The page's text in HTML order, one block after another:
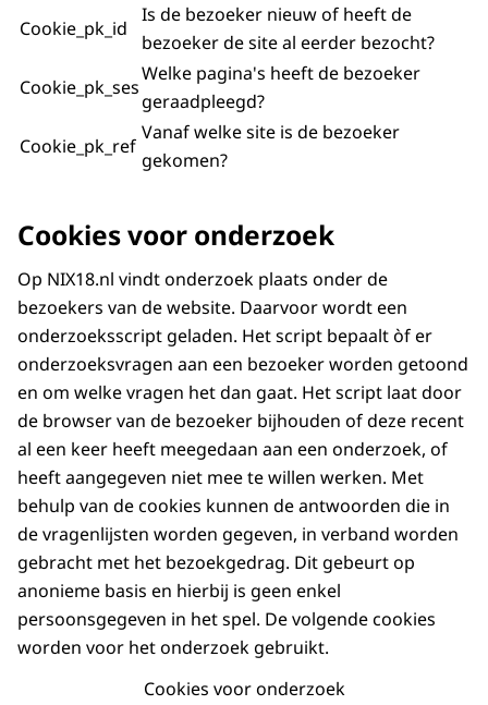
Cookie_pk_id
Is de bezoeker nieuw of heeft de
bezoeker de site al eerder bezocht?
Cookie_pk_ses
Welke pagina's heeft de bezoeker
geraadpleegd?
Cookie_pk_ref
Vanaf welke site is de bezoeker
gekomen?
Cookies voor onderzoek
Op NIX18.nl vindt onderzoek plaats onder de
bezoekers van de website. Daarvoor wordt een
onderzoeksscript geladen. Het script bepaalt òf er
onderzoeksvragen aan een bezoeker worden getoond
en om welke vragen het dan gaat. Het script laat door
de browser van de bezoeker bijhouden of deze recent
al een keer heeft meegedaan aan een onderzoek, of
heeft aangegeven niet mee te willen werken. Met
behulp van de cookies kunnen de antwoorden die in
de vragenlijsten worden gegeven, in verband worden
gebracht met het bezoekgedrag. Dit gebeurt op
anonieme basis en hierbij is geen enkel
persoonsgegeven in het spel. De volgende cookies
worden voor het onderzoek gebruikt.
Cookies voor onderzoek